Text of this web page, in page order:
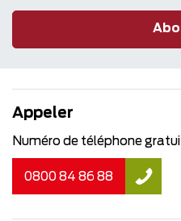
Appeler
Numéro de téléphone
0800 84 86 88